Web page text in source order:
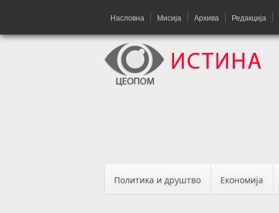
Насловна Мисија Архива Редакција
Политика и друштво Економија